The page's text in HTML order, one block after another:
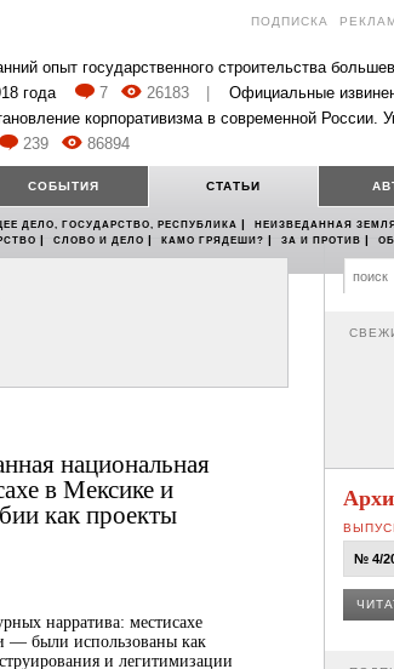
ПОДПИСКА
опыт государственного строительства
года
7 26183 Официальные
корпоративизма в современной России.
239
86894
СОБЫТИЯ СТАТЬИ
ДЕЛО, ГОСУДАРСТВО, РЕСПУБЛИКА | НЕИЗВЕДАННАЯ ЗЕМЛЯ
| СЛОВО И ДЕЛО | КАМО ГРЯДЕШИ? | ЗА И ПРОТИВ |
национальная
в Мексике и
как проекты
нарратива: местисахе
— были использованы как
и легитимизации